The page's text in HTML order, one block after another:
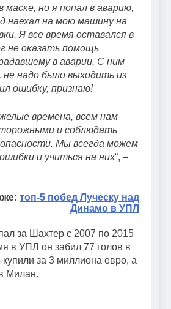
но я попал в аварию,
наехал на мою машину на
Я все время оставался в
не оказать помощь
в аварии. С ним
не надо было выходить из
ошибку, признаю!
времена, всем нам
и соблюдать
Мы всегда можем
и учиться на них“, –
топ-5 побед Луческу над
Динамо в УПЛ
за Шахтер с 2007 по 2015
в УПЛ он забил 77 голов в
купили за 3 миллиона евро, а
Милан.